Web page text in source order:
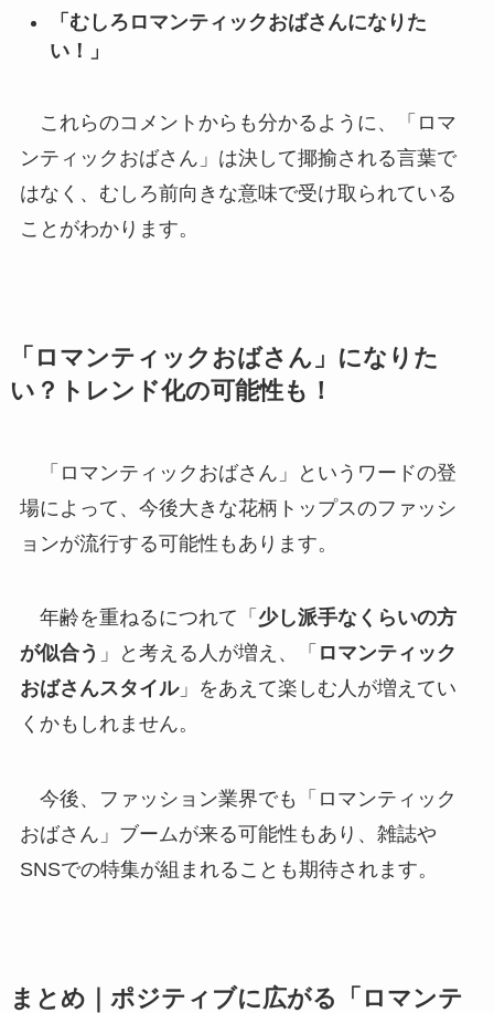
「むしろロマンティックおばさんになりた
い！」
これらのコメントからも分かるように、「ロマ
ンティックおばさん」は決して揶揄される言葉で
はなく、むしろ前向きな意味で受け取られている
ことがわかります。
「ロマンティックおばさん」になりた
い？トレンド化の可能性も！
「ロマンティックおばさん」というワードの登
場によって、今後大きな花柄トップスのファッシ
ョンが流行する可能性もあります。
年齢を重ねるにつれて「 少し派手なくらいの方
が似合う 」と考える人が増え、「 ロマンティック
おばさんスタイル」をあえて楽しむ人が増えてい
くかもしれません。
今後、ファッション業界でも「ロマンティック
おばさん」ブームが来る可能性もあり、雑誌や
SNSでの特集が組まれることも期待されます。
まとめ｜ポジティブに広がる「ロマンテ